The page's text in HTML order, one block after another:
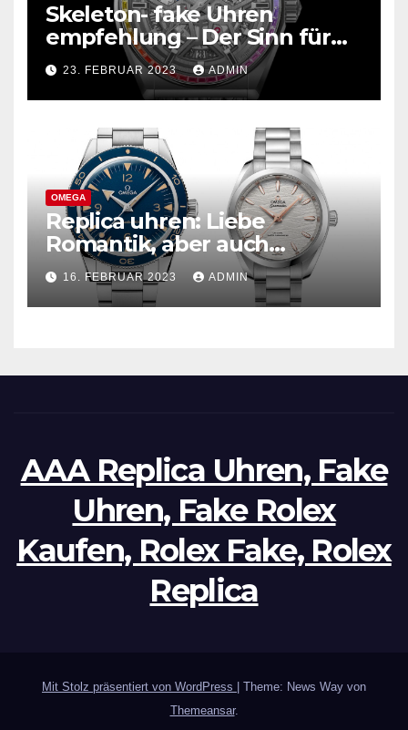
Skeleton- fake Uhren
empfehlung – Der Sinn für
Design ist überwältigend!
23. FEBRUAR 2023 ADMIN
OMEGA
Replica uhren: Liebe
Romantik, aber auch
praktisch, empfohlen für den
täglichen Gebrauch
16. FEBRUAR 2023 ADMIN
AAA Replica Uhren, Fake
Uhren, Fake Rolex
Kaufen, Rolex Fake, Rolex
Replica
Mit Stolz präsentiert von WordPress
Theme: News Way von
Themeansar.